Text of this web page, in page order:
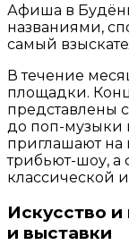
Афиша в
названиями,
самый
В течение
площадки.
представлены
до поп-музыки
приглашают на
трибьют-шоу, а
классической
Искусство
и выставки